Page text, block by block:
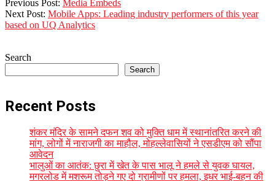
09-
19
Previous Post: Media Embeds
Next Post: Mobile Apps: Leading industry performers of this year
based on UQ Analytics
Search
Search
Recent Posts
शंकर मंदिर के सामने दफन शव को मुक्ति धाम में स्थानांतरित करने की
मांग, लोगों में नाराजगी का माहौल, मोहल्लेवासियों ने एसडीएम को सौंपा
आवेदन
भालुओं का आतंक: छुरा में खेत के पास भालू ने हमले से युवक घायल,
मगरलोड में मशरूम तोड़ने गए दो ग्रामीणों पर हमला, इधर भाई-बहन की